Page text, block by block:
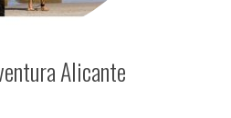
Alicante